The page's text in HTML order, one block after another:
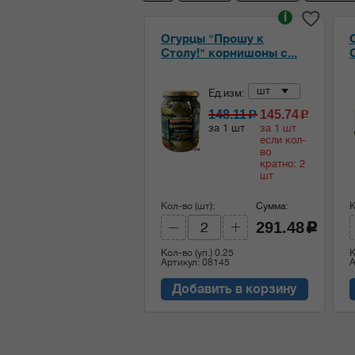
Огурцы "Прошу к
Столу!" корнишоны с...
i
Ед.изм: шт
148.11c
за 1 шт
145.74c
за 1 шт
если кол-
во
кратно: 2
шт
Кол-во (шт):
Кол-во (уп.) 0.25
Артикул: 08145
Сумма:
291.48 c
Добавить в корзину